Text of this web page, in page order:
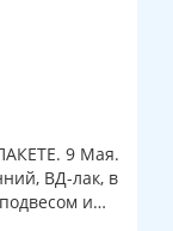
9 Мая.
ВД-лак, в
и